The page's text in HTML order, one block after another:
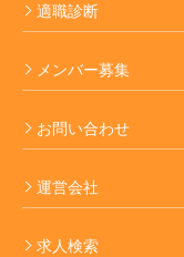
適職診断
メンバー募集
お問い合わせ
運営会社
求人検索